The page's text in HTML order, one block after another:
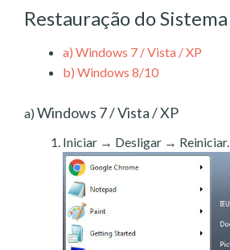
Restauração do Sistema
a) Windows 7 / Vista / XP
b) Windows 8/10
a) Windows 7 / Vista / XP
Iniciar → Desligar → Reiniciar.